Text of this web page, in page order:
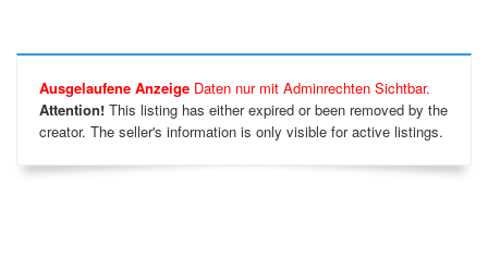
Ausgelaufene Anzeige Daten nur mit Adminrechten Sichtbar.
Attention! This listing has either expired or been removed by the
creator. The seller's information is only visible for active listings.